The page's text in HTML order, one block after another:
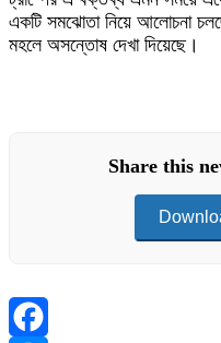
একটি সমঝোতা নিয়ে আলোচনা
মহলে অসন্তোষ দেখা দিয়েছে।
Share this